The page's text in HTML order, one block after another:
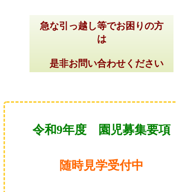
急な引っ越し等でお困りの方
は
是非お問い合わせください
令和9年度 園児募集要項
随時見学受付中